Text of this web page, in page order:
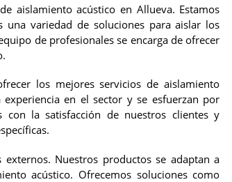
aislamiento acústico en Allueva. Estamos
una variedad de soluciones para aislar los
de profesionales se encarga de ofrecer
los mejores servicios de aislamiento
en el sector y se esfuerzan por
con la satisfacción de nuestros clientes y
Nuestros productos se adaptan a
acústico. Ofrecemos soluciones como